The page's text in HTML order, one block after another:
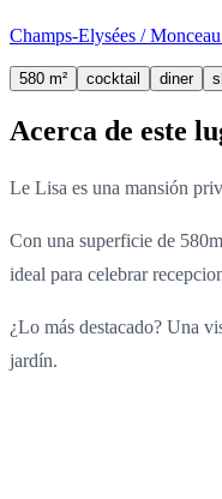
Champs-Elysées /
580 m² cocktail diner
Acerca de este
Le Lisa es una mansión
Con una superficie de
ideal para celebrar
¿Lo más destacado? Una
jardín.